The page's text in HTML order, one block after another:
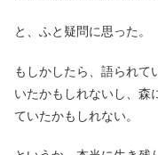
と、ふと疑問に思った。
もしかしたら、語られて
いたかもしれないし、森
ていたかもしれない。